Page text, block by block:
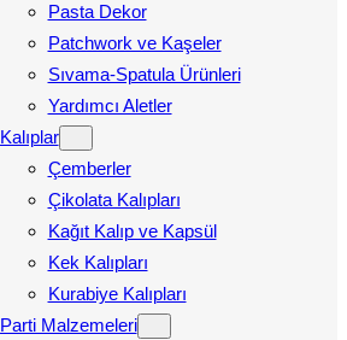
Pasta Dekor
Patchwork ve Kaşeler
Sıvama-Spatula Ürünleri
Yardımcı Aletler
Kalıplar
Çemberler
Çikolata Kalıpları
Kağıt Kalıp ve Kapsül
Kek Kalıpları
Kurabiye Kalıpları
Parti Malzemeleri